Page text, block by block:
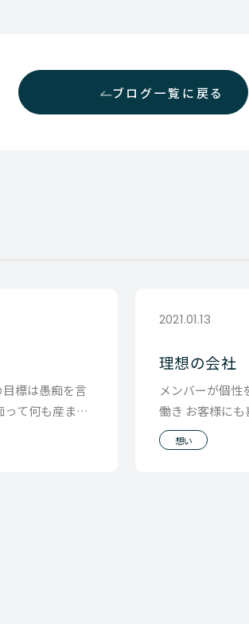
ブログ一覧に戻る
標は愚痴を言
て何も産まな
たらその会社
2021.01.13
理想の会社
メンバーが個性
働き お客様に
な会社を作ろう
働きたい き
想い